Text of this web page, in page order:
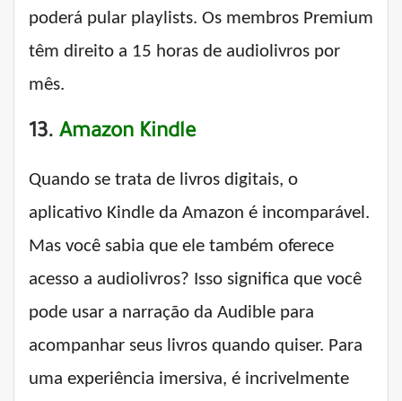
poderá pular playlists. Os membros Premium
têm direito a 15 horas de audiolivros por
mês.
13. Amazon Kindle
Quando se trata de livros digitais, o
aplicativo Kindle da Amazon é incomparável.
Mas você sabia que ele também oferece
acesso a audiolivros? Isso significa que você
pode usar a narração da Audible para
acompanhar seus livros quando quiser. Para
uma experiência imersiva, é incrivelmente